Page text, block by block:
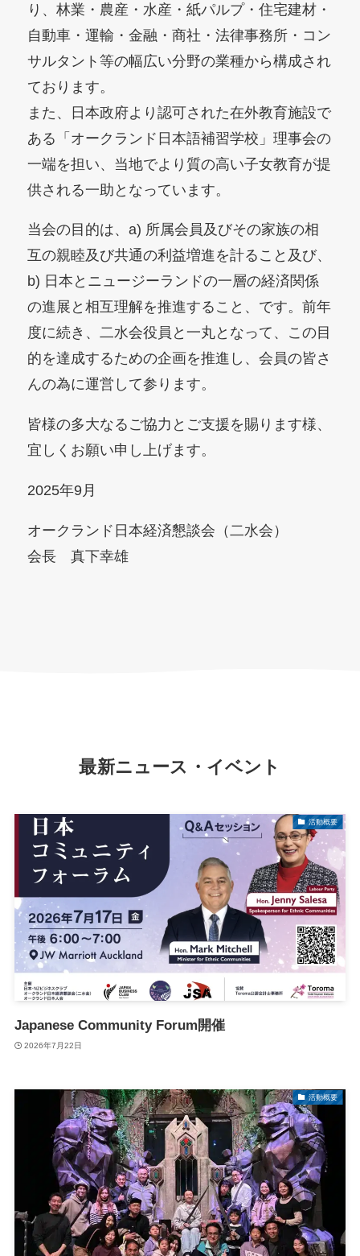
り、林業・農産・水産・紙パルプ・住宅建材・
自動車・運輸・金融・商社・法律事務所・コン
サルタント等の幅広い分野の業種から構成され
ております。
また、日本政府より認可された在外教育施設で
ある「オークランド日本語補習学校」理事会の
一端を担い、当地でより質の高い子女教育が提
供される一助となっています。
当会の目的は、a) 所属会員及びその家族の相
互の親睦及び共通の利益増進を計ること及び、
b) 日本とニュージーランドの一層の経済関係
の進展と相互理解を推進すること、です。前年
度に続き、二水会役員と一丸となって、この目
的を達成するための企画を推進し、会員の皆さ
んの為に運営して参ります。
皆様の多大なるご協力とご支援を賜ります様、
宜しくお願い申し上げます。
2025年9月
オークランド日本経済懇談会（二水会）
会長 真下幸雄
最新ニュース・イベント
活動概要
Japanese Community Forum開催
2026年7月22日
活動概要